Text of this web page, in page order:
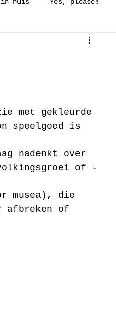
Op stap
met gekleurde
speelgoed is
nadenkt over
of -
musea), die
afbreken of